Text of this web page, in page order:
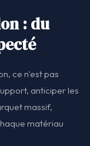
: du
ce n'est pas
anticiper les
massif,
matériau